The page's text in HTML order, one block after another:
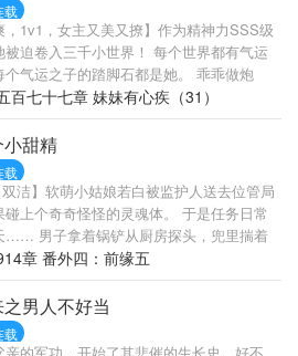
载
，1v1，女主又美又撩】作为精神力SSS级
被迫卷入三千小世界！ 每个世界都有气运
个气运之子的踏脚石都是她。 乖乖做炮
！她手起刀落，虐起渣来可不会手软~
世界的反派为啥都要缠上她？？ … 反派大
子的公司股份：“你还不过来？” 颜夏：
候说要以身相许了？ … 妖孽师尊手捏瑟
：“是你从了我？还是让世界毁灭？” 颜
刚的吗？！ … 病娇小奶狗泪眼汪
弃我，我就让天下陪葬！” 颜夏抓狂：
软萌了啊？分明是大魔王！ … 系统全程
神太霸道，宿主你就从了吧！ 美飒大佬
主神男主 #做个任务还不得不宠夫系列#
百七十七章 妹妹有心疾（31）
甜精
载
双洁】软萌小姑娘若白被监护人送去位管局
碰上个奇奇怪怪的灵魂体。 于是任务日常
…… 男子拿着锅铲从厨房探头，兜里揣着
，眼尾笑意温柔，“白白，今晚想吃什
界的清冷仙尊抱着小妖女翻了个身，将六
扔，闹了小脾气，“抱它做什么？抱我。”
子殿下蹭着小姑娘颈窝温声细语，直接
怒发冲冠的皇帝，“我不要这天下了，要
章 番外四：前缘五
男人不好当
载